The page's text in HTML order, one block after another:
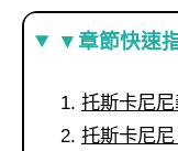
▼章節快速
托斯卡尼
托斯卡尼